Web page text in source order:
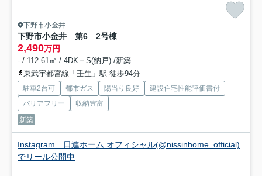
下野市小金井
下野市小金井 第6 2号棟
2,490万円
- / 112.61㎡ / 4DK＋S(納戸) /新築
東武宇都宮線「壬生」駅 徒歩94分
駐車2台可 都市ガス 陽当り良好
建設住宅性能評価書付
バリアフリー
収納豊富
新築
Instagram 日進ホーム オフィシャル(@nissinhome_official)
でリール公開中